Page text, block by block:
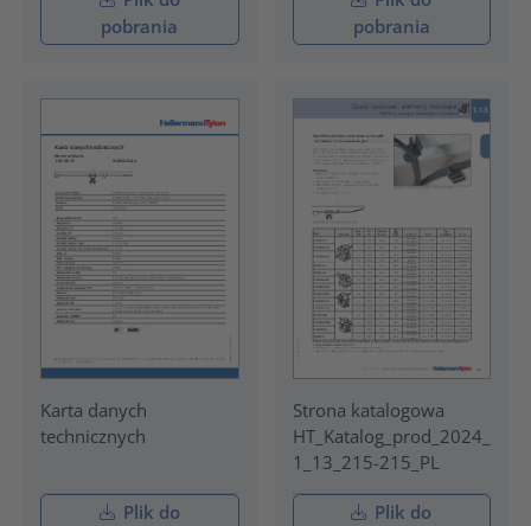
pobrania
pobrania
Karta danych
technicznych
Plik do
Strona katalogowa
HT_Katalog_prod_2024_
1_13_215-215_PL
Plik do